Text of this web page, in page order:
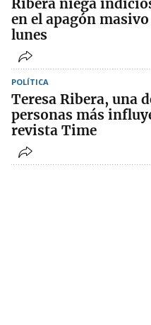
Ribera niega
en el apagón masivo
lunes
POLÍTICA
Teresa Ribera, una
personas más
revista Time